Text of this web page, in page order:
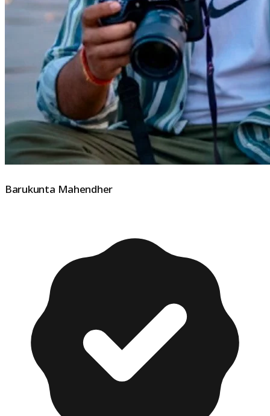
Barukunta Mahendher